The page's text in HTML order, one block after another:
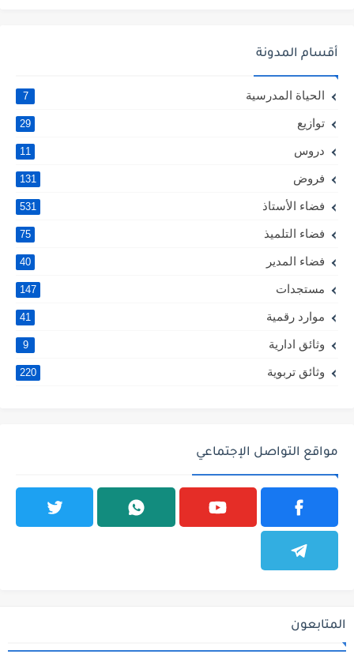
أقسام المدونة
الحياة المدرسية 7
توازيع 29
دروس 11
فروض 131
فضاء الأستاذ 531
فضاء التلميذ 75
فضاء المدير 40
مستجدات 147
موارد رقمية 41
وثائق ادارية 9
وثائق تربوية 220
مواقع التواصل الإجتماعي
المتابعون